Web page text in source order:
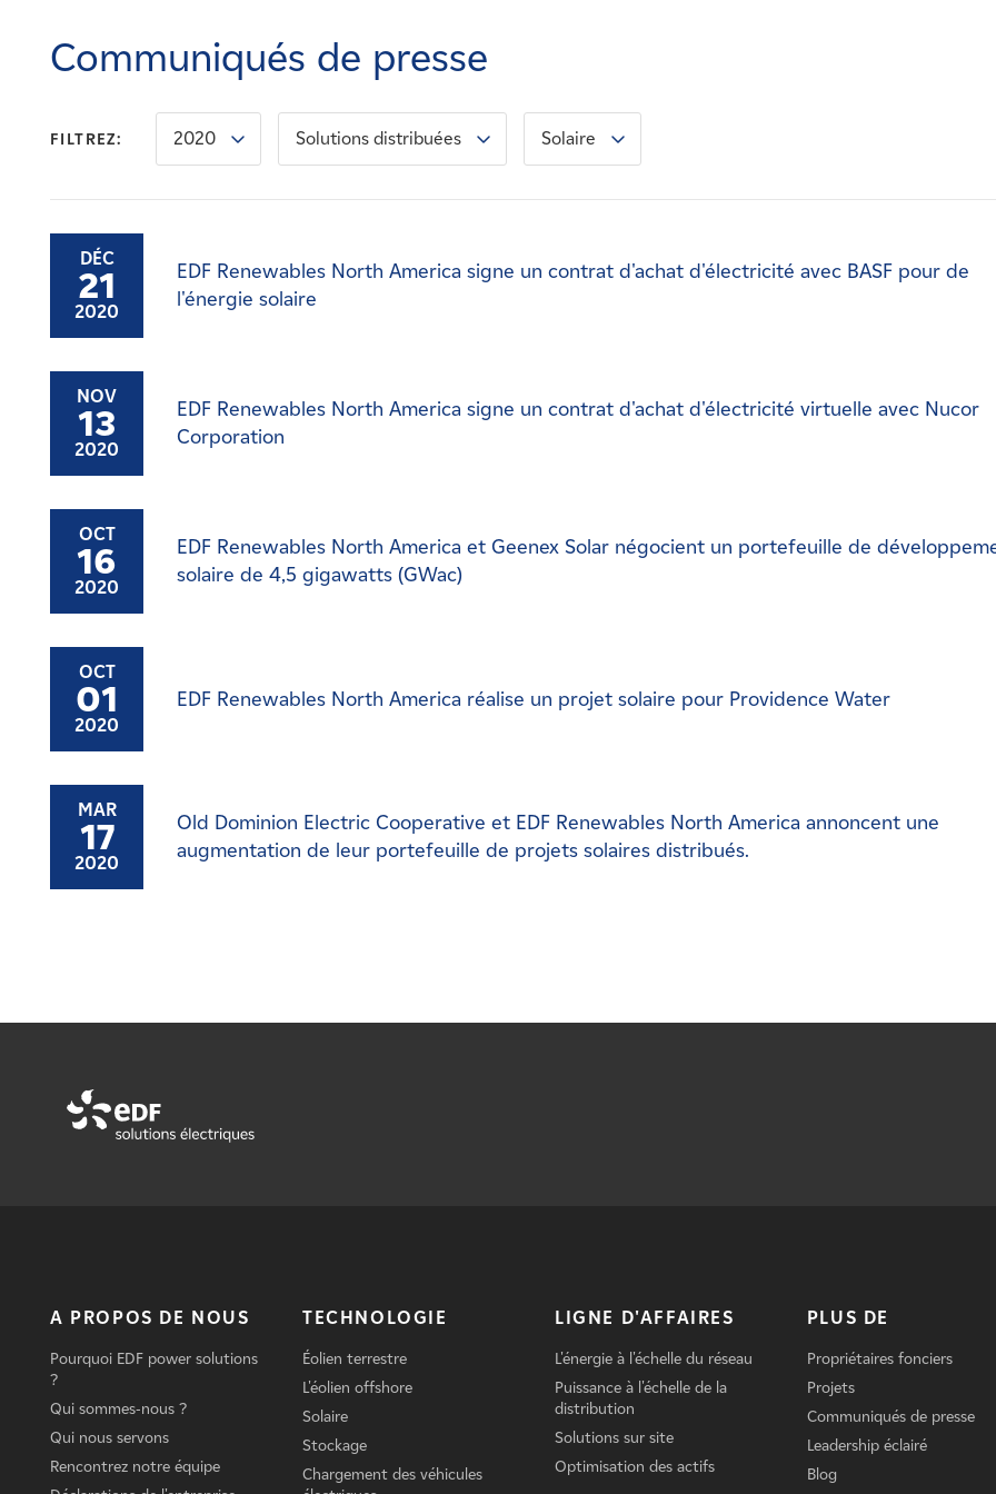
Nouvelles
Contactez-nous
Communiqués de presse
FILTREZ: 2020 Solutions distribuées Solaire
DÉC
21
2020
EDF Renewables North America signe un contrat d'achat d'électricité avec BASF pour de
l'énergie solaire
NOV
13
2020
EDF Renewables North America signe un contrat d'achat d'électricité virtuelle avec Nucor
Corporation
OCT
16
2020
EDF Renewables North America et Geenex Solar négocient un portefeuille de
solaire de 4,5 gigawatts (GWac)
OCT
01
2020
EDF Renewables North America réalise un projet solaire pour Providence Water
MAR
17
2020
Old Dominion Electric Cooperative et EDF Renewables North America annoncent une
augmentation de leur portefeuille de projets solaires distribués.
A PROPOS DE NOUS
Pourquoi EDF power solutions
?
Qui sommes-nous ?
Qui nous servons
Rencontrez notre équipe
TECHNOLOGIE
Éolien terrestre
L'éolien offshore
Solaire
Stockage
Chargement des véhicules
LIGNE D'AFFAIRES
L'énergie à l'échelle du réseau
Puissance à l'échelle de la
distribution
Solutions sur site
Optimisation des actifs
PLUS DE
Propriétaires fonciers
Projets
Communiqués de presse
Leadership éclairé
Blog